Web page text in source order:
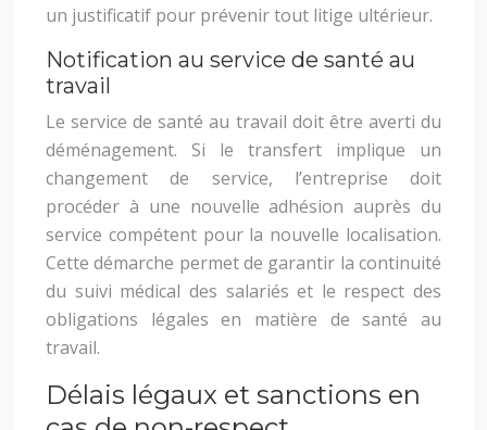
un justificatif pour prévenir tout litige ultérieur.
Notification au service de santé au
travail
Le service de santé au travail doit être averti du
déménagement. Si le transfert implique un
changement de service, l’entreprise doit
procéder à une nouvelle adhésion auprès du
service compétent pour la nouvelle localisation.
Cette démarche permet de garantir la continuité
du suivi médical des salariés et le respect des
obligations légales en matière de santé au
travail.
Délais légaux et sanctions en